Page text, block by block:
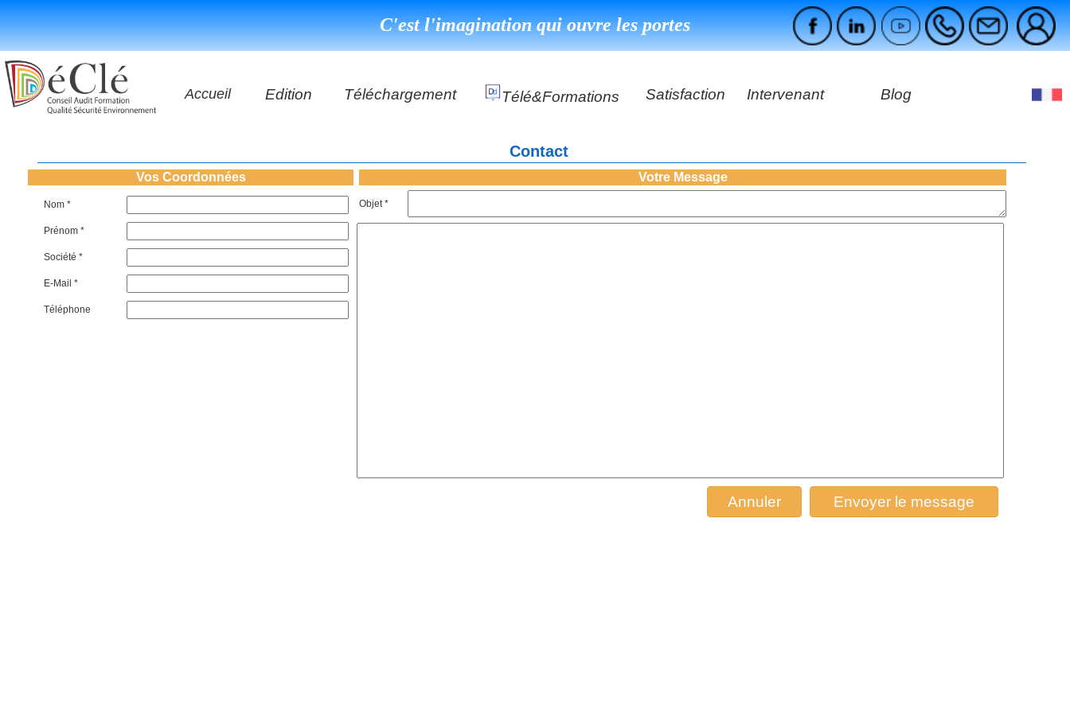
C'est l'imagination qui ouvre les portes
Accueil Edition
Les applications
DéClé Excellence Opérationnel Formation
DéClé Excellence Opérationnel Audit
Les livres
Téléchargement Télé&formations Satisfaction
Témoignages
Intervenant Blog
Contact
E-Mail *
Téléphone
Société *
Nom *
Prénom *
Objet *
Vos Coordonnées Votre Message
Annuler Envoyer le message